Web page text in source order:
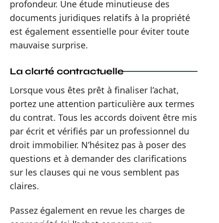
profondeur. Une étude minutieuse des
documents juridiques relatifs à la propriété
est également essentielle pour éviter toute
mauvaise surprise.
La clarté contractuelle
Lorsque vous êtes prêt à finaliser l’achat,
portez une attention particulière aux termes
du contrat. Tous les accords doivent être mis
par écrit et vérifiés par un professionnel du
droit immobilier. N’hésitez pas à poser des
questions et à demander des clarifications
sur les clauses qui ne vous semblent pas
claires.
Passez également en revue les charges de